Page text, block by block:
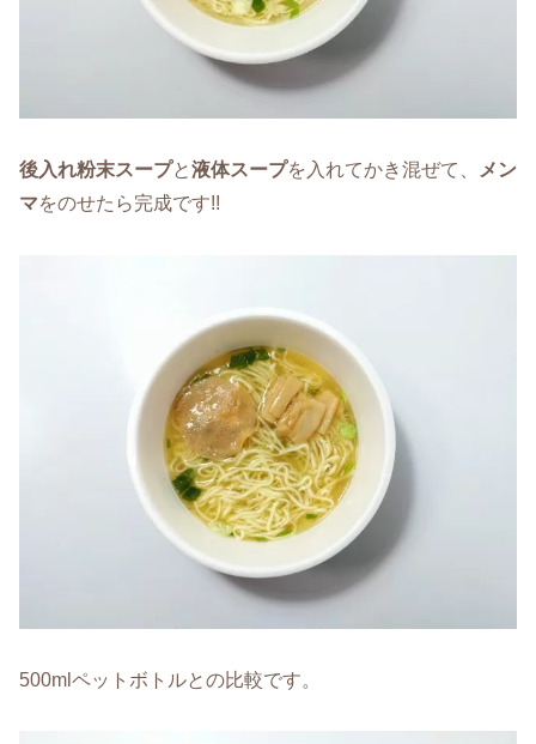
後入れ粉末スープと液体スープを入れてかき混ぜて、
メン
マをのせたら完成です!!
500mlペットボトルとの比較です。